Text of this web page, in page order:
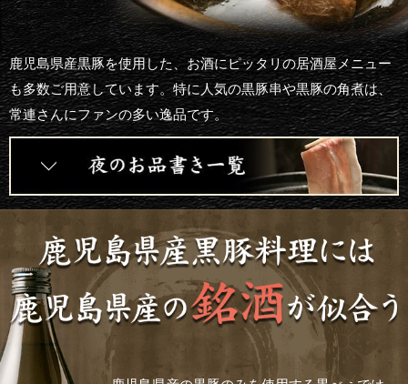
鹿児島県産黒豚を使用した、お酒にピッタリの居酒屋メニュー
も多数ご用意しています。特に人気の黒豚串や黒豚の角煮は、
常連さんにファンの多い逸品です。